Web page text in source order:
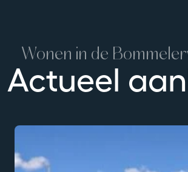
Actueel
Wonen in de